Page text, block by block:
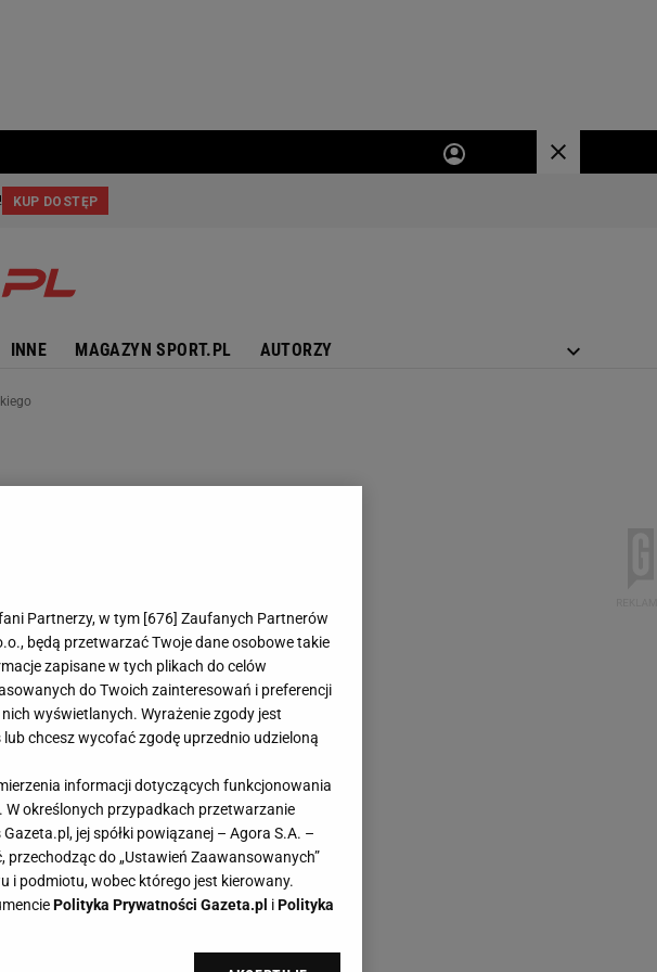
INNE MAGAZYN SPORT.PL AUTORZY
Partnerzy, w tym [676] Zaufanych Partnerów
będą przetwarzać Twoje dane osobowe takie
zapisane w tych plikach do celów
do Twoich zainteresowań i preferencji
wyświetlanych. Wyrażenie zgody jest
chcesz wycofać zgodę uprzednio udzieloną
informacji dotyczących funkcjonowania
W określonych przypadkach przetwarzanie
jej spółki powiązanej – Agora S.A. –
do „Ustawień Zaawansowanych”
i podmiotu, wobec którego jest kierowany.
Polityka Prywatności Gazeta.pl iPolityka